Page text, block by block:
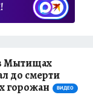
Мытищах
до смерти
горожан
ВИДЕО